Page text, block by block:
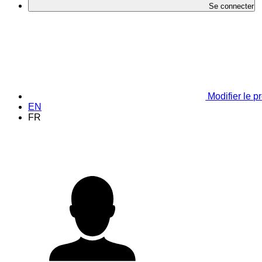
Se connecter
Modifier le
EN
FR